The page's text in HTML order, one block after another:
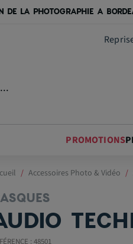
DE LA PHOTOGRAPHIE A
PROMOTIONS
Accessoires Photo & Vidéo
: 48501